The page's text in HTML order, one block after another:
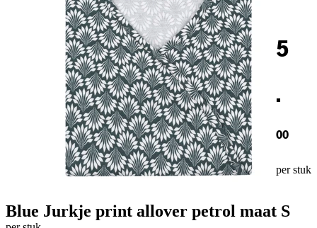
5
.
00
per stuk
Blue Jurkje print allover petrol maat S